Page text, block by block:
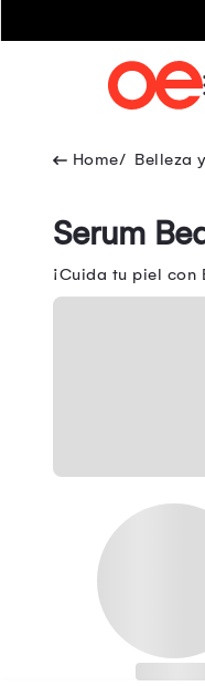
Belleza
Serum
¡Cuida tu piel con